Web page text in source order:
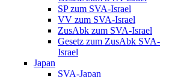
SP zum SVA-Israel
VV zum SVA-Israel
ZusAbk zum SVA-Israel
Gesetz zum ZusAbk SVA-
Israel
Japan
SVA-Japan